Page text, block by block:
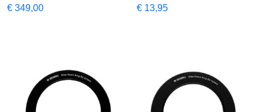
€ 349,00 € 13,95